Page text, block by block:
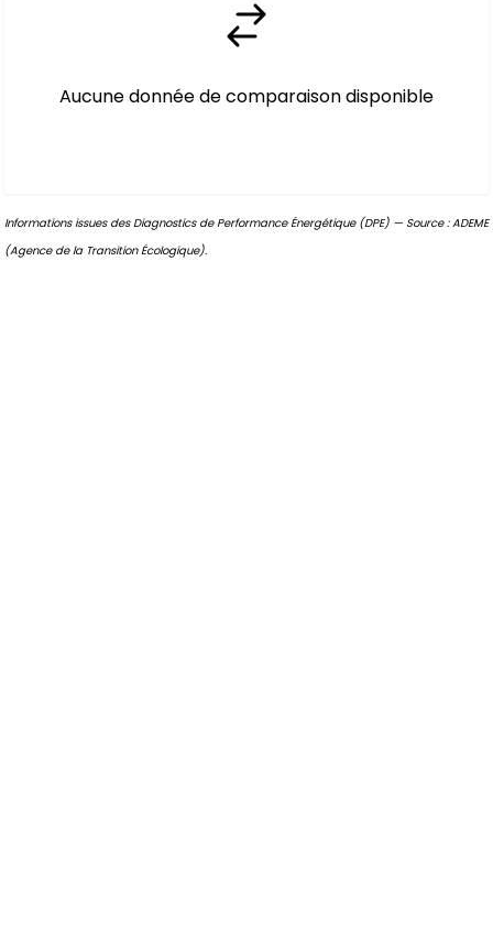
Aucune donnée de comparaison disponible
Informations issues des Diagnostics de Performance Énergétique (DPE) — Source : ADEME
(Agence de la Transition Écologique).